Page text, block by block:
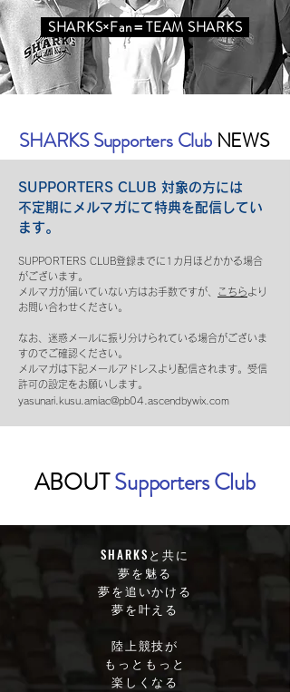
SHARKS×Fan＝TEAM SHARKS
SHARKS Supporters Club NEWS
SUPPORTERS CLUB 対象の方には
不定期にメルマガにて特典を配信してい
ます。
SUPPORTERS CLUB登録までに1カ月ほどかかる場合
がございます。
メルマガが届いていない方はお手数ですが、 こちらより
お問い合わせください。
なお、迷惑メールに振り分けられている場合がございま
すのでご確認ください。
メルマガは下記メールアドレスより配信されます。受信
許可の設定をお願いします。
yasunari.kusu.amiac@pb04.ascendbywix.com
​ABOUTSupporters Club
SHARKSと共に
夢を魅る
夢を追いかける
​夢を叶える
陸上競技が
もっともっと
楽しくなる